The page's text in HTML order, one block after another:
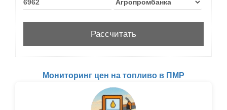
Мониторинг цен на топливо в ПМР